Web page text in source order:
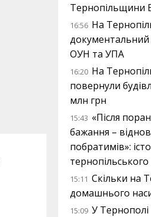
Тернопільщини
16:56 На
ОУН та УПА
16:20 На
повернули
млн грн
15:43 «Після
бажання –
побратимів»:
15:11 Скільки на
домашнього
15:09 У Тернополі